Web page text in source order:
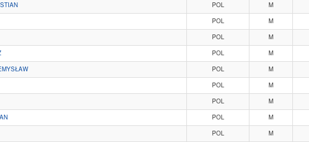
POL M
POL M
POL M
POL M
POL M
POL M
POL M
POL M
POL M